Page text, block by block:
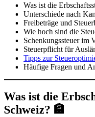
Was ist die
Unterschiede nach
Freibeträge und
Wie hoch sind die
Schenkungssteuer im
Steuerpflicht für
Tipps zur
Häufige Fragen und
Was ist die
Schweiz? 🏦